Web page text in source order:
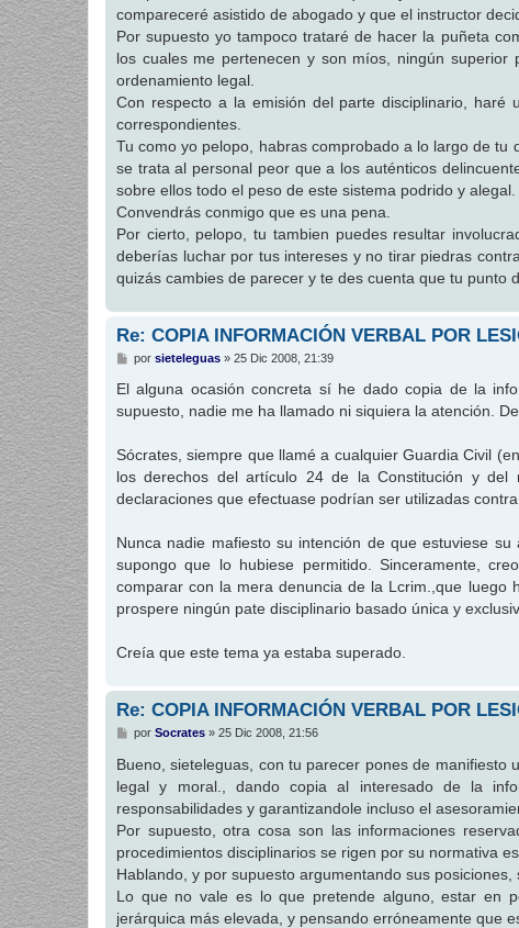
compareceré asistido de abogado y que el instructor
Por supuesto yo tampoco trataré de hacer la puñeta
los cuales me pertenecen y son míos, ningún
ordenamiento legal.
Con respecto a la emisión del parte disciplinario,
correspondientes.
Tu como yo pelopo, habras comprobado a lo largo de tu
se trata al personal peor que a los auténticos
sobre ellos todo el peso de este sistema podrido y alegal.
Convendrás conmigo que es una pena.
Por cierto, pelopo, tu tambien puedes resultar
deberías luchar por tus intereses y no tirar piedras
quizás cambies de parecer y te des cuenta que tu punto
Re: COPIA INFORMACIÓN VERBAL POR
M
n
a
por sieteleguas» 25 Dic 2008, 21:39
El alguna ocasión concreta sí he dado copia de la
supuesto, nadie me ha llamado ni siquiera la atención.
Sócrates, siempre que llamé a cualquier Guardia Civil
los derechos del artículo 24 de la Constitución y del
declaraciones que efectuase podrían ser utilizadas
Nunca nadie mafiesto su intención de que estuviese
supongo que lo hubiese permitido. Sinceramente,
comparar con la mera denuncia de la Lcrim.,que
prospere ningún pate disciplinario basado única y
Creía que este tema ya estaba superado.
Re: COPIA INFORMACIÓN VERBAL POR
M
n
a
e
por Socrates» 25 Dic 2008, 21:56
Bueno, sieteleguas, con tu parecer pones de
legal y moral., dando copia al interesado de la
responsabilidades y garantizandole incluso el
Por supuesto, otra cosa son las informaciones
procedimientos disciplinarios se rigen por su normativa
Hablando, y por supuesto argumentando sus
Lo que no vale es lo que pretende alguno, estar en
jerárquica más elevada, y pensando erróneamente que